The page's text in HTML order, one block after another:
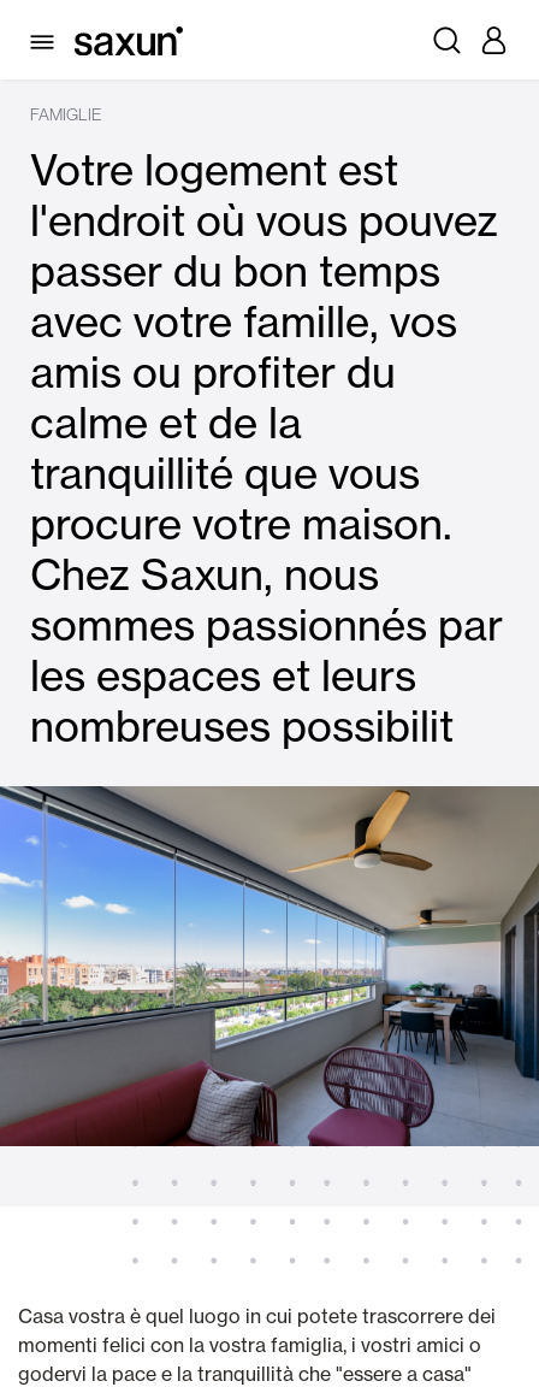
FAMIGLIE
Votre logement est
l'endroit où vous pouvez
passer du bon temps
avec votre famille, vos
amis ou profiter du
calme et de la
tranquillité que vous
procure votre maison.
Chez Saxun, nous
sommes passionnés par
les espaces et leurs
nombreuses possibilit
Casa vostra è quel luogo in cui potete trascorrere dei
momenti felici con la vostra famiglia, i vostri amici o
godervi la pace e la tranquillità che "essere a casa"